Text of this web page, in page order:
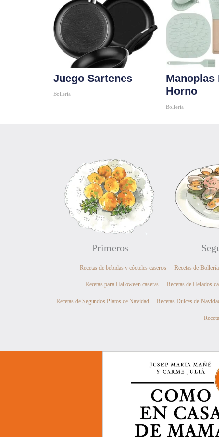
Juego Sartenes
Bollería
Manoplas
Horno
Bollería
Primeros
Recetas de bebidas y cócteles caseros Recetas de
Recetas para Halloween caseras Recetas de Helados
Recetas de Segundos Platos de Navidad Recetas Dulces de